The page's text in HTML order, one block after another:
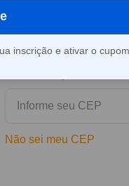
Este produto está fora
Consultar prazo e valor
Não sei meu CEP
inscrição e ativar o